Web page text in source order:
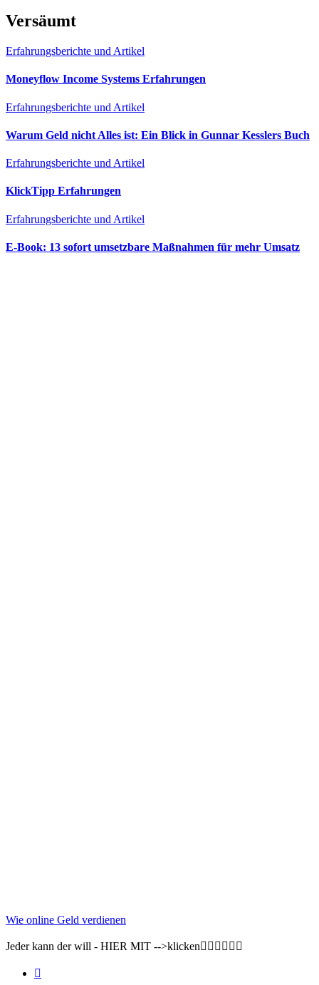
Versäumt
Erfahrungsberichte und Artikel
Moneyflow Income Systems Erfahrungen
Erfahrungsberichte und Artikel
Warum Geld nicht Alles ist: Ein Blick in Gunnar Kesslers Buch
Erfahrungsberichte und Artikel
KlickTipp Erfahrungen
Erfahrungsberichte und Artikel
E‑Book: 13 sofort umsetzbare Maßnahmen für mehr Umsatz
Wie online Geld verdienen
Jeder kann der will - HIER MIT -->klicken👇🏽👇🏽👇🏽